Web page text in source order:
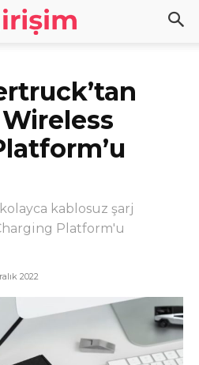
kolayca kablosuz şarj
Platform'u
2022